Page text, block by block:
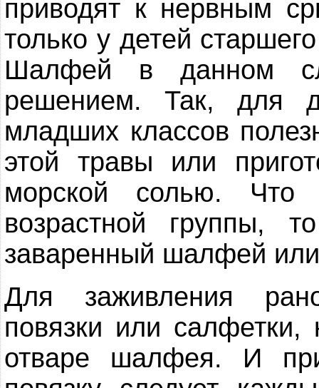
приводят к нервным
только у детей
Шалфей в данном
решением. Так, для
младших классов
этой травы или
морской солью. Что
возрастной группы,
заваренный шалфей
Для заживления
повязки или
отваре шалфея. И